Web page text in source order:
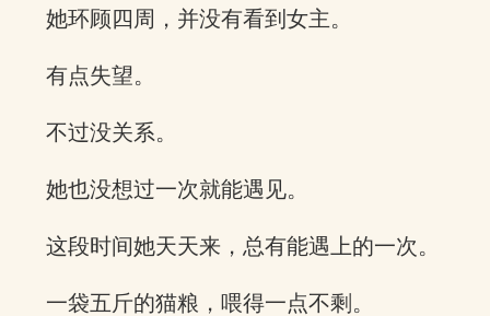
她环顾四周，并没有看到女主。
有点失望。
不过没关系。
她也没想过一次就能遇见。
这段时间她天天来，总有能遇上的一次。
一袋五斤的猫粮，喂得一点不剩。